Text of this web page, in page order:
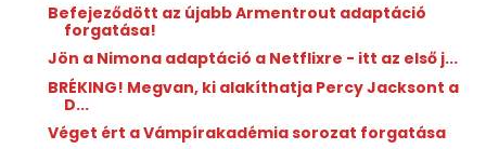
Befejeződött az újabb Armentrout adaptáció
forgatása!
Jön a Nimona adaptáció a Netflixre - itt az első j...
BRÉKING! Megvan, ki alakíthatja Percy Jacksont a
D...
Véget ért a Vámpírakadémia sorozat forgatása